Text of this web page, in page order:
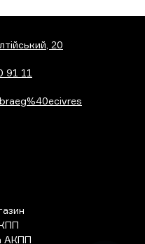
20
91 11
АКПП